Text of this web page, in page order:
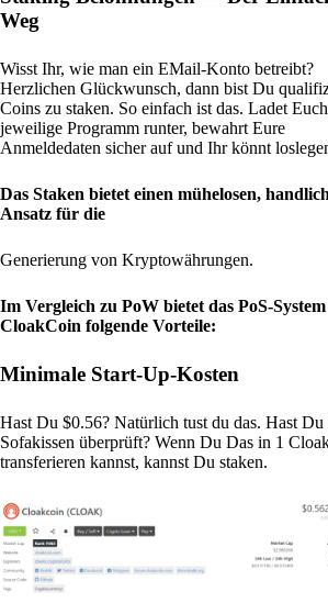
Weg
Wisst Ihr, wie man ein EMail-Konto betreibt?
Herzlichen Glückwunsch, dann bist Du
Coins zu staken. So einfach ist das. Ladet
jeweilige Programm runter, bewahrt Eure
Anmeldedaten sicher auf und Ihr könnt
Das Staken bietet einen mühelosen,
Ansatz für die
Generierung von Kryptowährungen.
Im Vergleich zu PoW bietet das PoS-
CloakCoin folgende Vorteile:
Minimale Start-Up-Kosten
Hast Du $0.56? Natürlich tust du das. Hast
Sofakissen überprüft? Wenn Du Das in 1
transferieren kannst, kannst Du staken.